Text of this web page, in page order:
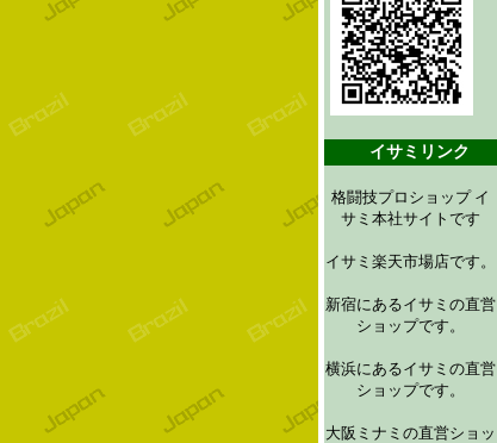
イサミリンク
格闘技プロショップ イ
サミ本社サイトです
イサミ楽天市場店です。
新宿にあるイサミの直営
ショップです。
横浜にあるイサミの直営
ショップです。
大阪ミナミの直営ショッ